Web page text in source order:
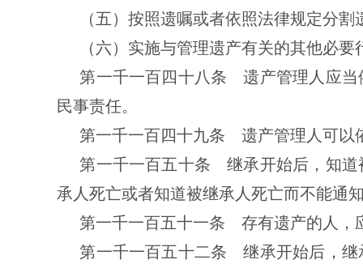
（五）按照遗嘱或者依照法律规定分割
（六）实施与管理遗产有关的其他必要
第一千一百四十八条 遗产管理人应当
民事责任。
第一千一百四十九条 遗产管理人可以
第一千一百五十条 继承开始后，知道
承人死亡或者知道被继承人死亡而不能通
第一千一百五十一条 存有遗产的人，
第一千一百五十二条 继承开始后，继